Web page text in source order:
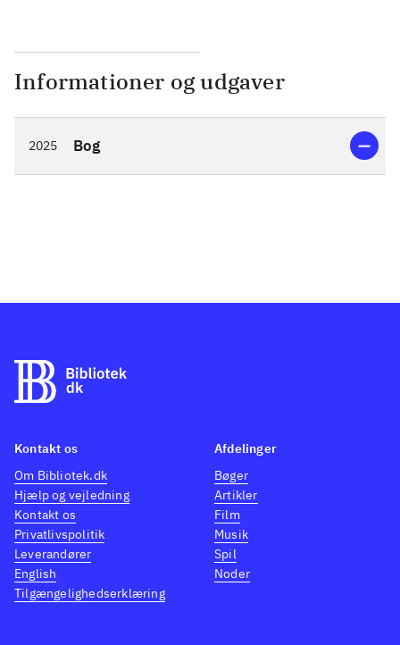
Informationer og udgaver
2025 Bog
Kontakt os
Om Bibliotek.dk
Hjælp og vejledning
Kontakt os
Privatlivspolitik
Leverandører
English
Tilgængelighedserklæring
Afdelinger
Bøger
Artikler
Film
Musik
Spil
Noder